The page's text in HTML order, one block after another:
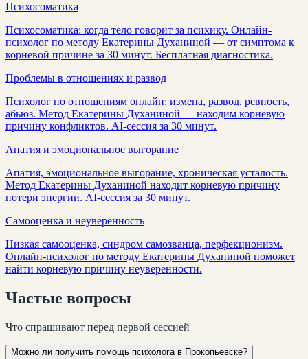
Психосоматика
Психосоматика: когда тело говорит за психику. Онлайн-
психолог по методу Екатерины Духаниной — от симптома к
корневой причине за 30 минут. Бесплатная диагностика.
Проблемы в отношениях и развод
Психолог по отношениям онлайн: измена, развод, ревность,
абьюз. Метод Екатерины Духаниной — находим корневую
причину конфликтов. AI-сессия за 30 минут.
Апатия и эмоциональное выгорание
Апатия, эмоциональное выгорание, хроническая усталость.
Метод Екатерины Духаниной находит корневую причину
потери энергии. AI-сессия за 30 минут.
Самооценка и неуверенность
Низкая самооценка, синдром самозванца, перфекционизм.
Онлайн-психолог по методу Екатерины Духаниной поможет
найти корневую причину неуверенности.
Частые вопросы
Что спрашивают перед первой сессией
Можно ли получить помощь психолога в Прокопьевске?